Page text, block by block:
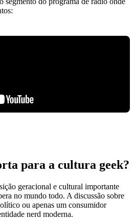
para a cultura geek?
geracional e cultural importante
no mundo todo. A discussão sobre
ou apenas um consumidor
nerd moderna.